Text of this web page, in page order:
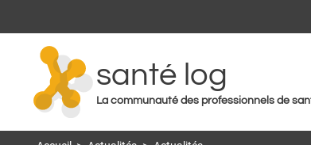
santé log
La communauté des professionnels de